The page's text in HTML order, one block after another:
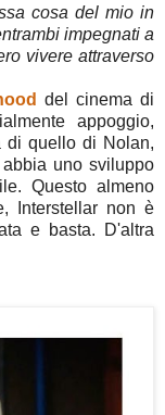
cosa del mio in
impegnati a
vivere attraverso
del cinema di
appoggio,
di quello di Nolan,
uno sviluppo
Questo almeno
Interstellar non è
e basta. D'altra